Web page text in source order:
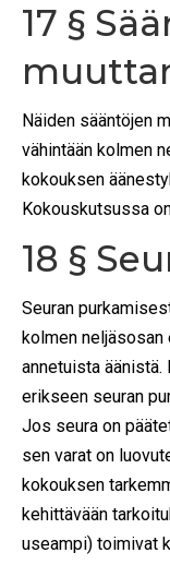
17 §
Näiden sääntöjen
vähintään kolmen
kokouksen
Kokouskutsussa
18 §
Seuran
kolmen
annetuista
erikseen seuran
Jos seura on
sen varat on
kokouksen
kehittävään
useampi) toimivat